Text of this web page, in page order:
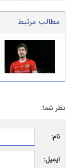
مطالب مرتبط
نظر شما:
نام:
ایمیل: